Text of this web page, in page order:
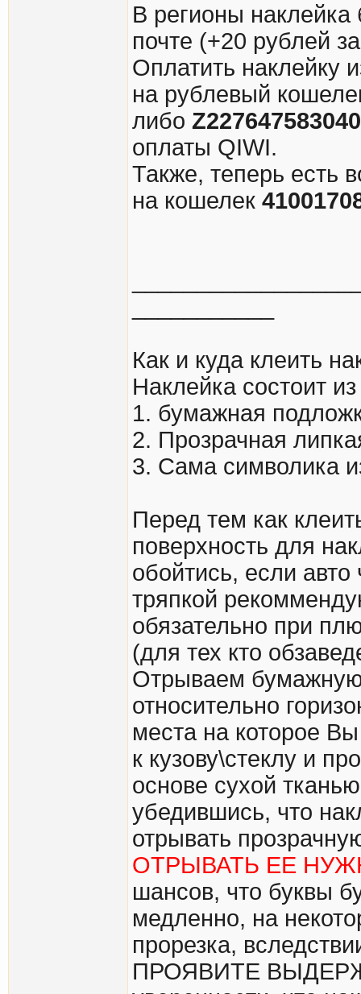
В регионы наклейка
почте (+20 рублей
Оплатить наклейку
на рублевый
либо Z227647583040
оплаты QIWI.
Также, теперь есть
на кошелек
Как и куда клеить
Наклейка состоит
1. бумажная
2. Прозрачная
3. Сама символика
Перед тем как
поверхность для
обойтись, если
тряпкой
обязательно при
(для тех кто
Отрываем бумажную
относительно
места на которое
к кузову\стеклу и
основе сухой
убедившись, что
отрывать
ОТРЫВАТЬ ЕЕ
шансов, что буквы
медленно, на
прорезка,
ПРОЯВИТЕ